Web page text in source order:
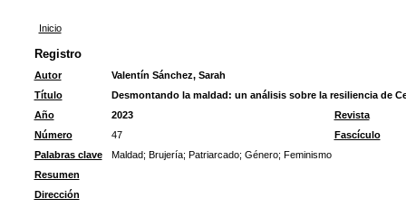
Inicio
Registro
Autor
Valentín Sánchez, Sarah
Título
Desmontando la maldad: un análisis sobre la resiliencia de
Año
2023
Revista
Número
47
Fascículo
Palabras clave
Maldad; Brujería; Patriarcado; Género; Feminismo
Resumen
Dirección